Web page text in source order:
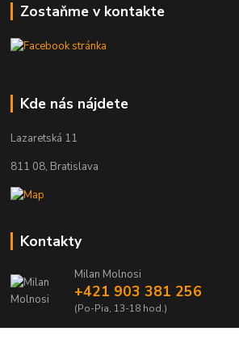
Zostaňme v kontakte
Kde nás nájdete
Lazaretská 11
811 08, Bratislava
Kontakty
Milan Molnosi
+421 903 381 256
(Po-Pia, 13-18 hod.)